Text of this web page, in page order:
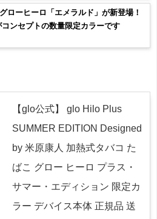
グローヒーロ「エメラルド」が新登場！
ンセプトの数量限定カラーです
【glo公式】 glo Hilo Plus
SUMMER EDITION Designed
by 米原康人 加熱式タバコ た
ばこ グロー ヒーロ プラス・
サマー・エディション 限定カ
ラー デバイス本体 正規品 送